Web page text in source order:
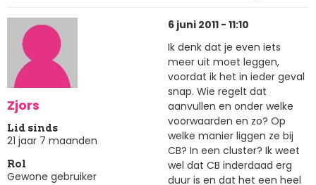
Zjors
Lid sinds
21 jaar 7 maanden
Rol
Gewone gebruiker
6 juni 2011 - 11:10
Ik denk dat je even iets
meer uit moet leggen,
voordat ik het in ieder geval
snap. Wie regelt dat
aanvullen en onder welke
voorwaarden en zo? Op
welke manier liggen ze bij
CB? In een cluster? Ik weet
wel dat CB inderdaad erg
duur is en dat het een heel